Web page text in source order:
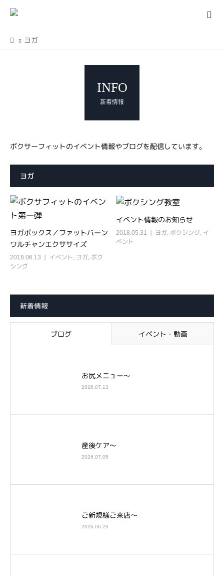
ヨガ
INFO
新着情報
ボクサーフィットのイベント情報やブログを配信しています。
ヨガ
ヨガボックス／ファットバーン
ワルチャンエクササイズ
2018.06.13 イベント, ヨガ, ボク
シング
イベント情報のお知らせ
2018.05.31 ヨガ, ボクシング, イ
ベント
新着情報
ブログ イベント・動画
お尻メニュー～
2026.07.13
産後ケア～
2026.07.05
ご新規様ご来店～
2026.06.23